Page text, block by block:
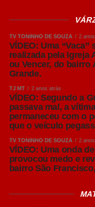
durante cada fase
vazio sanitário entre os
desinfecção e quebra
causadores de doenças.
“Nem sempre é
imediatamente. Mas,
produtor pode
grupos da mesma idade
contribuem muito para
concluiu o especialista.
invade casas na
TV TONINHO DE SOUZA 2
VÍDEO: Uma “Vaca”
realizada pela Igreja
ou Vencer, do bairro
Grande.
TJ MT 2 anos atrás
VÍDEO: Segundo a
passava mal, a
permaneceu com o
que o veículo
TV TONINHO DE SOUZA 2
VÍDEO: Uma onda
provocou medo e
bairro São